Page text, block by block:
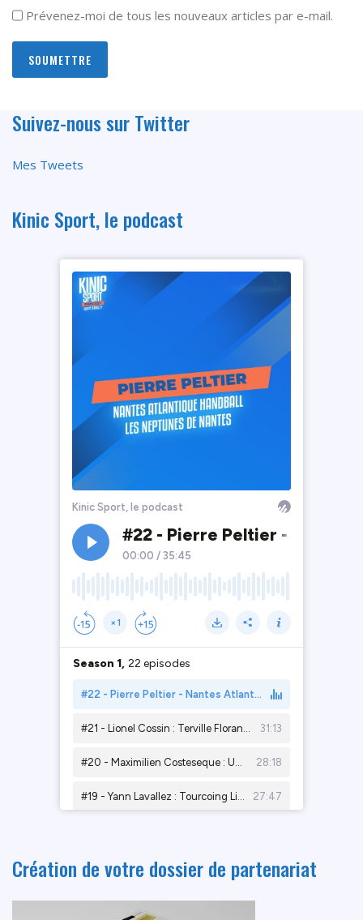
Prévenez-moi de tous les nouveaux articles par e-mail.
Suivez-nous sur Twitter
Mes Tweets
Kinic Sport, le podcast
Création de votre dossier de partenariat